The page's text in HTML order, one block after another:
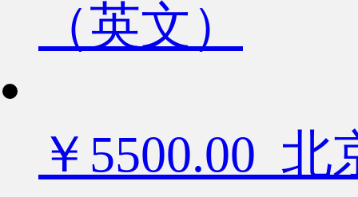
（英文）
￥5500.00